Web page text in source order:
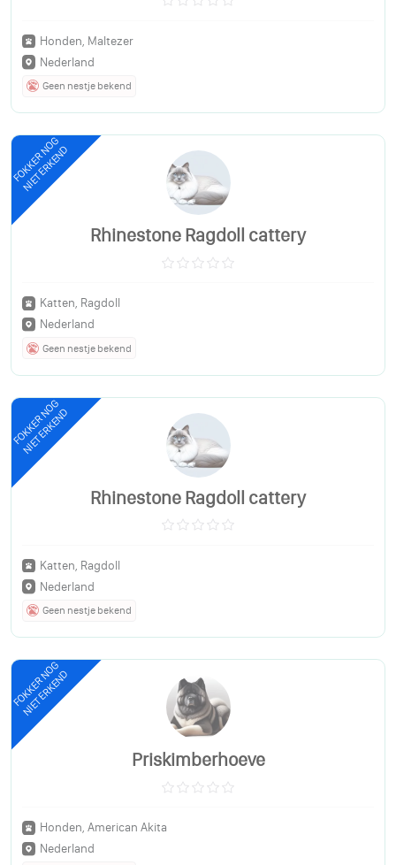
Honden, Maltezer
Nederland
Geen nestje bekend
FOKKER NOG
NIET ERKEND
Rhinestone Ragdoll cattery
Katten, Ragdoll
Nederland
Geen nestje bekend
FOKKER NOG
NIET ERKEND
Rhinestone Ragdoll cattery
Katten, Ragdoll
Nederland
Geen nestje bekend
FOKKER NOG
NIET ERKEND
Priskimberhoeve
Honden, American Akita
Nederland